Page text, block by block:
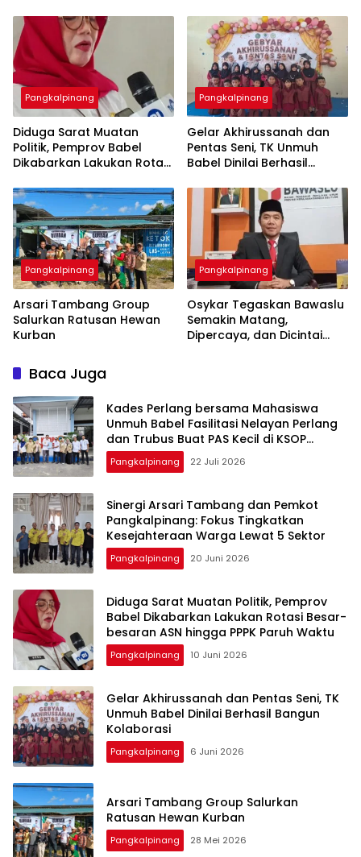
di KSOP Pangkalbalam
Pangkalpinang
‎Diduga Sarat Muatan
Politik, Pemprov Babel
Dikabarkan Lakukan Rotasi
Pangkalpinang
‎Gelar Akhirussanah dan
Pentas Seni, TK Unmuh
Babel Dinilai Berhasil
Pangkalpinang
‎Arsari Tambang Group
Salurkan Ratusan Hewan
Kurban
Pangkalpinang
Osykar Tegaskan Bawaslu
Semakin Matang,
Dipercaya, dan Dicintai
Baca Juga
Kades Perlang bersama Mahasiswa
Unmuh Babel Fasilitasi Nelayan Perlang
dan Trubus Buat PAS Kecil di KSOP
Pangkalbalam
Pangkalpinang 22 Juli 2026
‎Sinergi Arsari Tambang dan Pemkot
Pangkalpinang: Fokus Tingkatkan
Pangkalpinang 20 Juni 2026
‎Diduga Sarat Muatan Politik, Pemprov
Babel Dikabarkan Lakukan Rotasi Besar-
Pangkalpinang 10 Juni 2026
‎Gelar Akhirussanah dan Pentas Seni, TK
Unmuh Babel Dinilai Berhasil Bangun
Pangkalpinang 6 Juni 2026
‎Arsari Tambang Group Salurkan
Ratusan Hewan Kurban
Pangkalpinang 28 Mei 2026